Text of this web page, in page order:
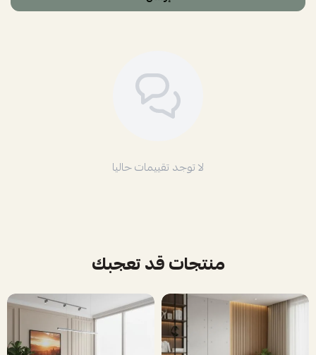
لا توجد تقييمات حاليا
منتجات قد تعجبك